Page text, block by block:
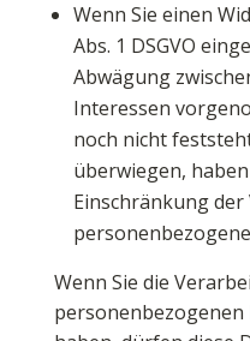
Wenn Sie einen
Abs. 1 DSGVO
Abwägung
Interessen
noch nicht
überwiegen, haben
Einschränkung
Wenn Sie die